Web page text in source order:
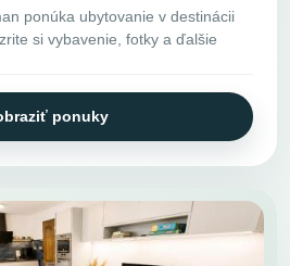
ponúka ubytovanie v destinácii
si vybavenie, fotky a ďalšie
ponuky